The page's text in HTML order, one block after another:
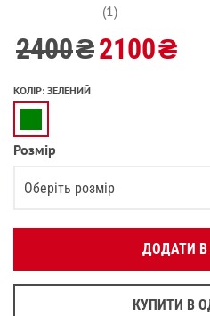
(1)
2400₴2100₴
КОЛІР: ЗЕЛЕНИЙ
Розмір
Оберіть розмір
XS
ДОДАТИ
КУПИТИ В
Вкажіть ваш номер телефону:
Написати у WhatsApp